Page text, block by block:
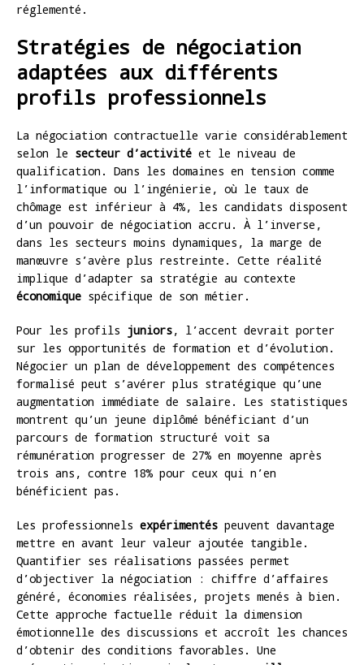
réglementé.
Stratégies de négociation
adaptées aux différents
profils professionnels
La négociation contractuelle varie considérablement
selon le secteur d’activité et le niveau de
qualification. Dans les domaines en tension comme
l’informatique ou l’ingénierie, où le taux de
chômage est inférieur à 4%, les candidats disposent
d’un pouvoir de négociation accru. À l’inverse,
dans les secteurs moins dynamiques, la marge de
manœuvre s’avère plus restreinte. Cette réalité
implique d’adapter sa stratégie au contexte
économique spécifique de son métier.
Pour les profils juniors, l’accent devrait porter
sur les opportunités de formation et d’évolution.
Négocier un plan de développement des compétences
formalisé peut s’avérer plus stratégique qu’une
augmentation immédiate de salaire. Les statistiques
montrent qu’un jeune diplômé bénéficiant d’un
parcours de formation structuré voit sa
rémunération progresser de 27% en moyenne après
trois ans, contre 18% pour ceux qui n’en
bénéficient pas.
Les professionnels expérimentés peuvent davantage
mettre en avant leur valeur ajoutée tangible.
Quantifier ses réalisations passées permet
d’objectiver la négociation : chiffre d’affaires
généré, économies réalisées, projets menés à bien.
Cette approche factuelle réduit la dimension
émotionnelle des discussions et accroît les chances
d’obtenir des conditions favorables. Une